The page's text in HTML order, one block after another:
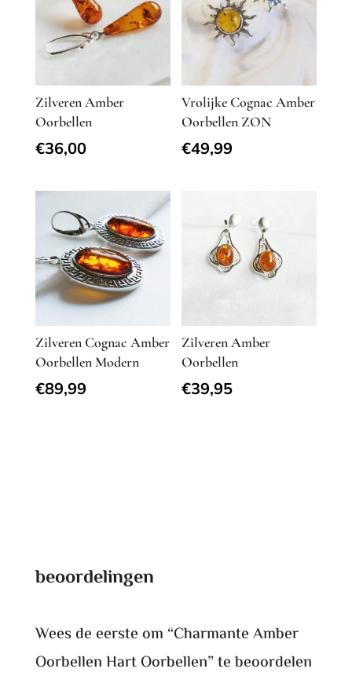
Zilveren Amber
Oorbellen
€36,00
Vrolijke Cognac Amber
Oorbellen ZON
€49,99
Zilveren Cognac Amber
Oorbellen Modern
€89,99
Zilveren Amber
Oorbellen
€39,95
beoordelingen
Wees de eerste om “Charmante Amber
Oorbellen Hart Oorbellen” te beoordelen